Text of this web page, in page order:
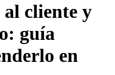
cliente y
guía
en